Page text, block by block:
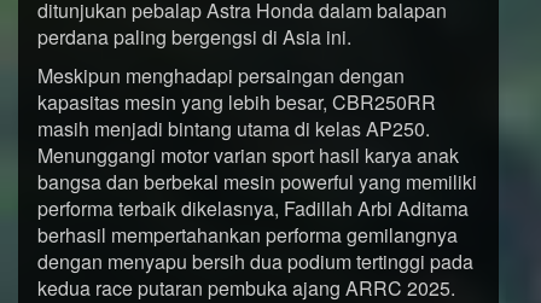
ditunjukan pebalap Astra Honda dalam balapan
perdana paling bergengsi di Asia ini.
Meskipun menghadapi persaingan dengan
kapasitas mesin yang lebih besar, CBR250RR
masih menjadi bintang utama di kelas AP250.
Menunggangi motor varian sport hasil karya anak
bangsa dan berbekal mesin powerful yang memiliki
performa terbaik dikelasnya, Fadillah Arbi Aditama
berhasil mempertahankan performa gemilangnya
dengan menyapu bersih dua podium tertinggi pada
kedua race putaran pembuka ajang ARRC 2025.